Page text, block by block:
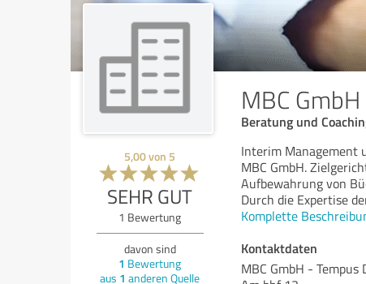
MBC
Beratung und
5,00von 5
SEHR GUT
1 Bewertung
davon sind
1 Bewertung
aus 1 anderen Quelle
Interim Management
MBC GmbH.
Aufbewahrung von
Durch die Expertise
Komplette
Kontaktdaten
MBC GmbH - Tempus